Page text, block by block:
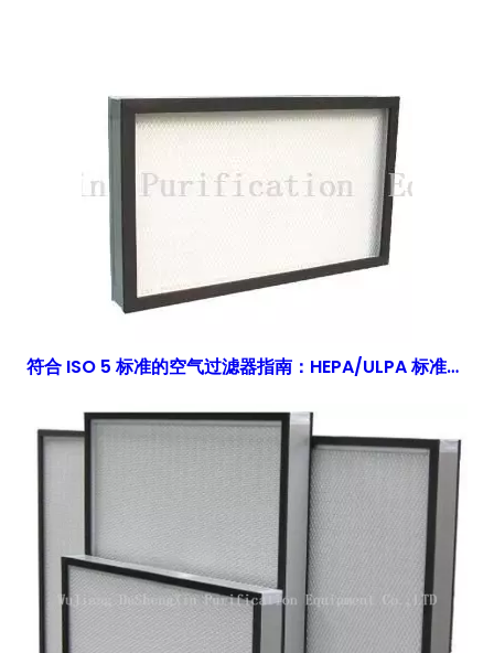
符合 ISO 5 标准的空气过滤器指南：HEPA/ULPA 标准与工程解决方案 | 得胜鑫